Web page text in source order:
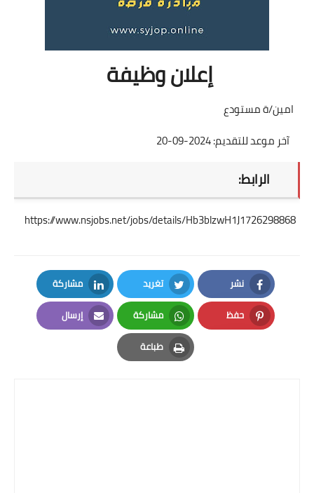
إعلان وظيفة
امين/ة مستودع
آخر موعد للتقديم: 2024-09-20
الرابط:
https://www.nsjobs.net/jobs/details/Hb3blzwH1J1726298868
نشر
Facebook
تغريد
Twitter
مشاركة
LinkedIn
حفظ
Pinterest
مشاركة
Whatsapp
إرسال
Email
طباعة
Print